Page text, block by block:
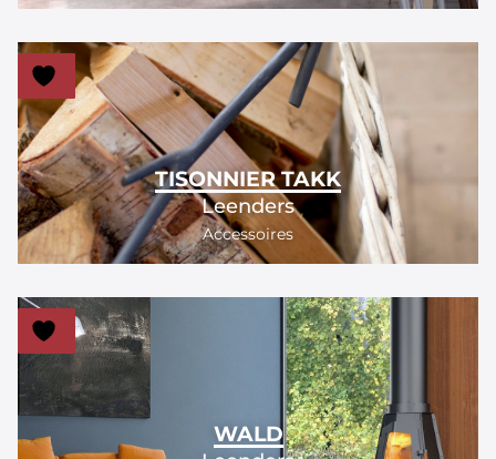
TISONNIER TAKK
Leenders
Accessoires
WALD